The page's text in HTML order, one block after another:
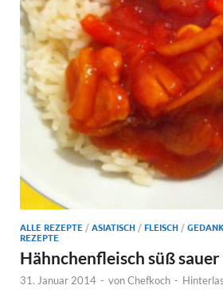
ALLE REZEPTE/ASIATISCH/FLEISCH/
REZEPTE
Hähnchenfleisch süß sauer
31. Januar 2014 - vonChefkoch -